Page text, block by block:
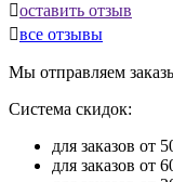
оставить отзыв
все отзывы
Мы отправляем
Система скидок:
для заказов от
для заказов от